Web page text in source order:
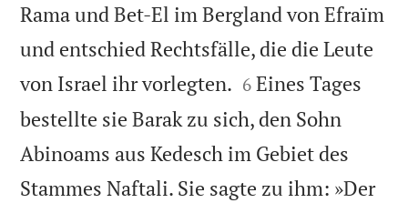
Rama und Bet-El im Bergland von Efraïm
und entschied Rechtsfälle, die die Leute
von Israel ihr vorlegten. 

6 Eines Tages
bestellte sie Barak zu sich, den Sohn
Abinoams aus Kedesch im Gebiet des
Stammes Naftali. Sie sagte zu ihm: »Der